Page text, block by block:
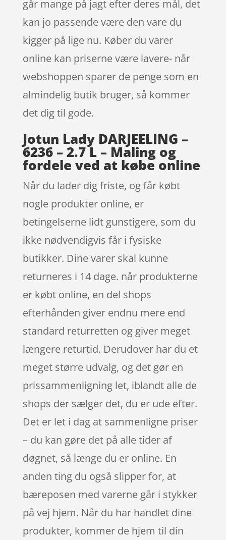
går mange på jagt efter deres mål, det
kan jo passende være den vare du
kigger på lige nu. Køber du varer
online kan priserne være lavere- når
webshoppen sparer de penge som en
almindelig butik bruger, så kommer
det dig til gode.
Jotun Lady DARJEELING –
6236 – 2.7 L – Maling og
fordele ved at købe online
Når du lader dig friste, og får købt
nogle produkter online, er
betingelserne lidt gunstigere, som du
ikke nødvendigvis får i fysiske
butikker. Dine varer skal kunne
returneres i 14 dage. når produkterne
er købt online, en del shops
efterhånden giver endnu mere end
standard returretten og giver meget
længere returtid. Derudover har du et
meget større udvalg, og det gør en
prissammenligning let, iblandt alle de
shops der sælger det, du er ude efter.
Det er let i dag at sammenligne priser
– du kan gøre det på alle tider af
døgnet, så længe du er online. En
anden ting du også slipper for, at
bæreposen med varerne går i stykker
på vej hjem. Når du har handlet dine
produkter, kommer de hjem til din